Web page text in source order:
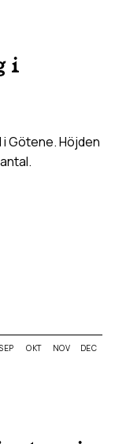
i
iGötene. Höjden
SEP OKT NOV DEC